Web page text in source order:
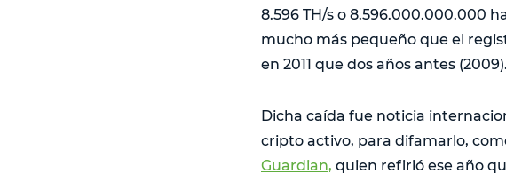
8.596 TH/s o 8.596.000.000.000
mucho más pequeño que el
en 2011 que dos años antes (2009).
Dicha caída fue noticia
cripto activo, para difamarlo,
Guardian, quien refirió ese año